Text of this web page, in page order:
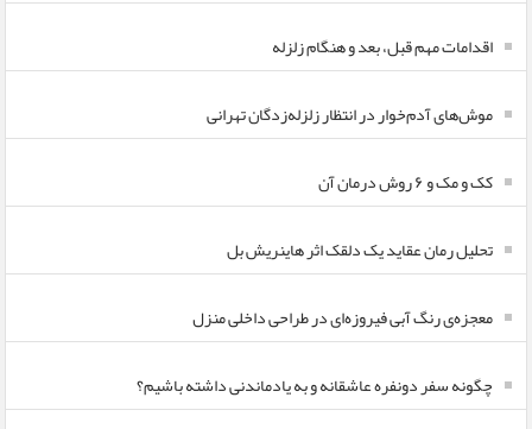
اقدامات مهم قبل، بعد و هنگام زلزله
موش‌های آدم‌خوار در انتظار زلزله‌زدگان تهرانی
کک و مک و ۶ روش درمان آن
تحلیل رمان عقاید یک دلقک اثر هاینریش بل
معجزه‌ی رنگ آبی فیروزه‌ای در طراحی داخلی منزل
چگونه سفر دونفره عاشقانه و به یادماندنی داشته باشیم؟